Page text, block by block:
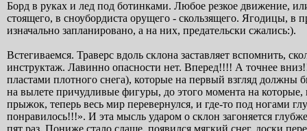
Борд в руках и лед под ботинками. Любое резкое движение,
стоящего, в сноубордиста орущего - скользящего. Ягодицы, в
изначально запланировано, а на них, предательски сжались:).
Встегиваемся. Траверс вдоль склона заставляет вспомнить,
инструктаж. Лавинно опасности нет. Вперед!!!! А точнее
пластами плотного снега), которые на первый взгляд
на вылете причудливые фигуры, до этого момента на
прыжок, теперь весь мир перевернулся, и где-то под ногами
понравилось!!!». И эта мысль ударом о склон загоняется